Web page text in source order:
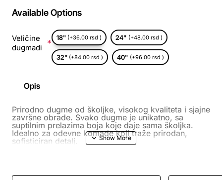
Available Options
Veličine
dugmadi
18" (+36.00 rsd ) 24" (+48.00 rsd )
32" (+84.00 rsd ) 40" (+96.00 rsd )
Opis
Prirodno dugme od školjke, visokog kvaliteta i sjajne
završne obrade. Svako dugme je unikatno, sa
suptilnim prelazima boja koje daje sama školjka.
Idealno za odevne komade koji traže prirodan,
sofisticiran detalj.